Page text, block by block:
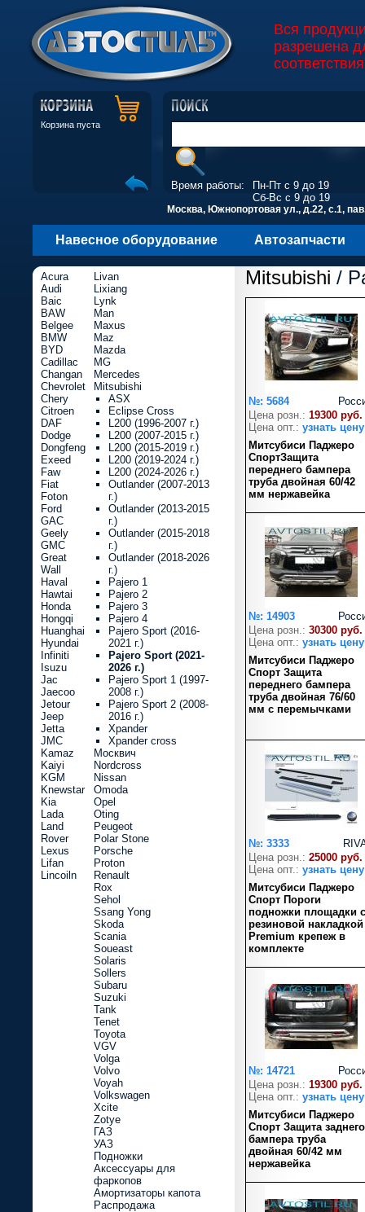
Вся
разрешена
Корзина пуста
Время работы:
Пн-Пт с 9 до 19
Сб-Вс с 9 до 19
Москва, Южнопортовая ул., д.22, с.1,
Навесное оборудование Автозапчасти
Mitsubishi /
№: 5684
Цена розн.: 19300 руб.
Цена опт.: узнать цену
Митсубиси Паджеро
СпортЗащита
переднего бампера
труба двойная 60/42
мм нержавейка
№: 14903
Цена розн.: 30300 руб.
Цена опт.: узнать цену
Митсубиси Паджеро
Спорт Защита
переднего бампера
труба двойная 76/60
мм с перемычками
№: 3333
Цена розн.: 25000 руб.
Цена опт.: узнать цену
Митсубиси Паджеро
Спорт Пороги
подножки площадки с
резиновой накладкой
Premium крепеж в
комплекте
№: 14721
Цена розн.: 19300 руб.
Цена опт.: узнать цену
Митсубиси Паджеро
Спорт Защита заднего
бампера труба
двойная 60/42 мм
нержавейка
Acura
Audi
Baic
BAW
Belgee
BMW
BYD
Cadillac
Changan
Chevrolet
Chery
Citroen
DAF
Dodge
Dongfeng
Exeed
Faw
Fiat
Foton
Ford
GAC
Geely
GMC
Great
Wall
Haval
Hawtai
Honda
Hongqi
Huanghai
Hyundai
Infiniti
Isuzu
Jac
Jaecoo
Jetour
Jeep
Jetta
JMC
Kamaz
Kaiyi
KGM
Knewstar
Kia
Lada
Land
Rover
Lexus
Lifan
Lincoiln
Livan
Lixiang
Lynk
Man
Maxus
Maz
Mazda
MG
Mercedes
Mitsubishi
ASX
Eclipse Cross
L200 (1996-2007 г.)
L200 (2007-2015 г.)
L200 (2015-2019 г.)
L200 (2019-2024 г.)
L200 (2024-2026 г.)
Outlander (2007-2013
г.)
Outlander (2013-2015
г.)
Outlander (2015-2018
г.)
Outlander (2018-2026
г.)
Pajero 1
Pajero 2
Pajero 3
Pajero 4
Pajero Sport (2016-
2021 г.)
Pajero Sport (2021-
2026 г.)
Pajero Sport 1 (1997-
2008 г.)
Pajero Sport 2 (2008-
2016 г.)
Xpander
Xpander cross
Москвич
Nordcross
Nissan
Omoda
Opel
Oting
Peugeot
Polar Stone
Porsche
Proton
Renault
Rox
Sehol
Ssang Yong
Skoda
Scania
Soueast
Solaris
Sollers
Subaru
Suzuki
Tank
Tenet
Toyota
VGV
Volga
Volvo
Voyah
Volkswagen
Xcite
Zotye
ГАЗ
УАЗ
Подножки
Аксессуары для
фаркопов
Амортизаторы капота
Распродажа